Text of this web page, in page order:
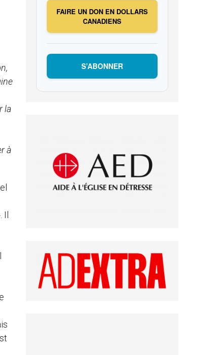
la
à
FAIRE UN DON EN DOLLARS
CANADIENS
S’ABONNER